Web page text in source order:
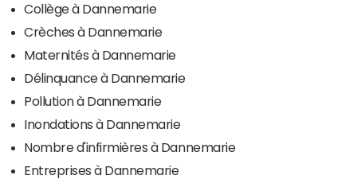
Collège à Dannemarie
Crèches à Dannemarie
Maternités à Dannemarie
Délinquance à Dannemarie
Pollution à Dannemarie
Inondations à Dannemarie
Nombre d'infirmières à Dannemarie
Entreprises à Dannemarie